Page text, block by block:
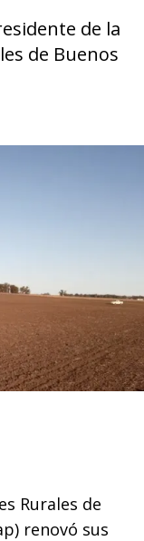
de la
de Buenos
Rurales de
renovó sus